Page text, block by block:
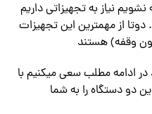
نیاز به تجهیزاتی داریم
دوتا از مهمترین این تجهیزات
وقفه) هستند
در ادامه مطلب سعی میکنیم با
دو دستگاه را به شما